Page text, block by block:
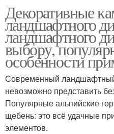
Декоративные
ландшафтного
ландшафтного
выбору,
особенности
Современный
невозможно представить
Популярные альпийские
щебень: это всё удачные
элементов.